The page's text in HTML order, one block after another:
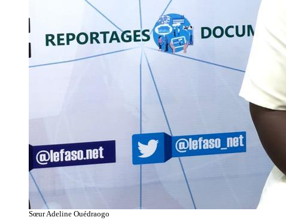
Sœur Adeline Ouédraogo